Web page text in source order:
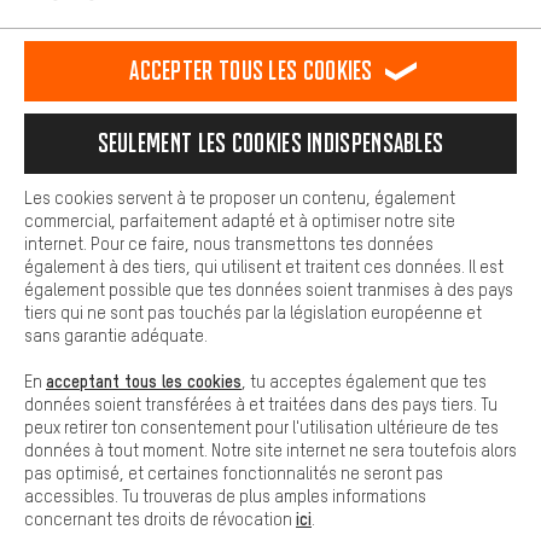
RÉSILIER LE CONTRAT Communauté d'Aix-la-Chapelle
Programme d'affiliation Mentions Légales Protection des données
Conditions générales de vente Plateforme d'Alerte
Reprise des batteries Corepile Paramètres de cookies
Modifier le contraste
Tous les prix s'entendent en euros (MwSt hors) plus les
frais de portpour la livraison versÉtats-Unis.
est plus confortable. Avec les cookies de confort, nous
Nous pouvons ainsi mettre à ta disposition d'autres contenus et
informations utiles. De plus, tu as la possibilité d'utiliser des
facilement les bons produits. Par exemple, nous proposons une
facilement aux questions.
Cookies de base
Les cookies de base garantissent que tu puisses utiliser les
fonctions de notre site web.
Accepter tous les cookies
Seulement les cookies indispensables
Les cookies servent à te proposer un contenu, également
commercial, parfaitement adapté et à optimiser notre site
internet. Pour ce faire, nous transmettons tes données
également à des tiers, qui utilisent et traitent ces données. Il est
également possible que tes données soient tranmises à des pays
tiers qui ne sont pas touchés par la législation européenne et
sans garantie adéquate.
En acceptant tous les cookies , tu acceptes également que tes
données soient transférées à et traitées dans des pays tiers. Tu
peux retirer ton consentement pour l'utilisation ultérieure de tes
données à tout moment. Notre site internet ne sera toutefois alors
pas optimisé, et certaines fonctionnalités ne seront pas
accessibles. Tu trouveras de plus amples informations
concernant tes droits de révocation ici